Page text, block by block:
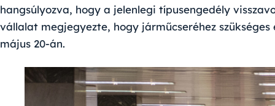
hangsúlyozva, hogy a jelenlegi típusengedély
vállalat megjegyezte, hogy járműcseréhez
május 20-án.